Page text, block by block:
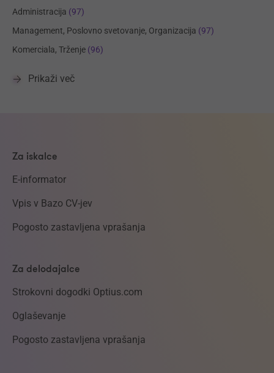
Administracija (97)
Management, Poslovno svetovanje, Organizacija (97)
Komerciala, Trženje (96)
Prikaži več
Za iskalce
E-informator
Vpis v Bazo CV-jev
Pogosto zastavljena vprašanja
Za delodajalce
Strokovni dogodki Optius.com
Oglaševanje
Pogosto zastavljena vprašanja